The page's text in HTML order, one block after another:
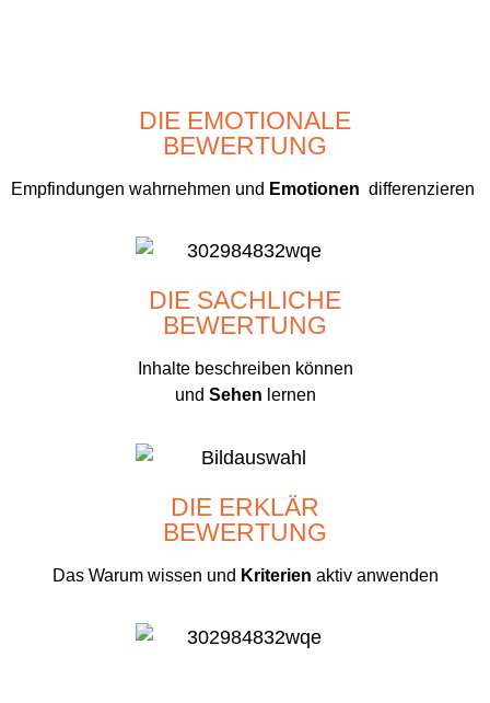
DIE EMOTIONALE
BEWERTUNG
Empfindungen wahrnehmen und Emotionen differenzieren
DIE SACHLICHE
BEWERTUNG
Inhalte beschreiben können
und Sehen lernen
DIE ERKLÄR
BEWERTUNG
Das Warum wissen und Kriterien aktiv anwenden